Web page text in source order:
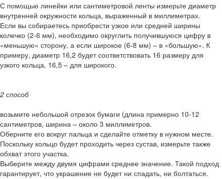
С помощью линейки или сантиметровой ленты измерьте диаметр
внутренней окружности кольца, выраженный в миллиметрах.
Если вы собираетесь приобрести узкое или средней ширины
колечко (2-6 мм), необходимо округлить получившуюся цифру в
«меньшую» сторону, а если широкое (6-8 мм) – в «большую». К
примеру, диаметр 16,2 будет соответствовать 16 размеру для
узкого кольца, 16,5 – для широкого.
2 способ
возьмите небольшой отрезок бумаги (длина примерно 10-12
сантиметров, ширина – около 3 миллиметров.
Оберните его вокруг пальца и сделайте отметку в нужном месте.
Поскольку кольцо будет проходить через сустав, измерьте также
обхват этого участка.
Выберите между двумя цифрами среднее значение. Такой подход
гарантирует, что украшение не будет ни спадать, ни болтаться.